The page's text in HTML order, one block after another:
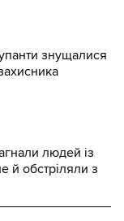
знущалися
людей із
й обстріляли з